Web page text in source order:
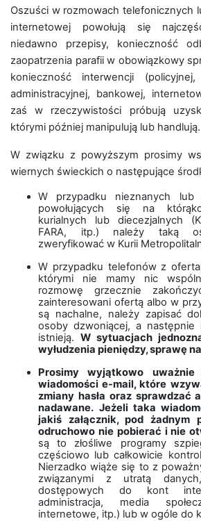
Oszuści w rozmowach telefonicznych
internetowej powołują się
niedawno przepisy, konieczność
zaopatrzenia parafii w obowiązkowy
konieczność interwencji
administracyjnej, bankowej,
zaś w rzeczywistości próbują
którymi później manipulują lub handlują.
W związku z powyższym prosimy
wiernych świeckich o następujące
W przypadku nieznanych lub
powołujących się na
kurialnych lub diecezjalnych
FARA, itp.) należy taką
zweryfikować w Kurii
W przypadku telefonów z
którymi nie mamy nic
rozmowę grzecznie
zainteresowani ofertą albo w
są nachalne, należy zapisać
osoby dzwoniącej, a następnie
istnieją. W sytuacjach
wyłudzenia pieniędzy, sprawę
Prosimy wyjątkowo
wiadomości e-mail, które
zmiany hasła oraz sprawdzać
nadawane. Jeżeli taka
jakiś załącznik, pod żadnym
odruchowo nie pobierać i nie
są to złośliwe programy
częściowo lub całkowicie
Nierzadko wiąże się to z
związanymi z utratą
dostępowych do kont
administracja, media
internetowe, itp.) lub w ogóle do